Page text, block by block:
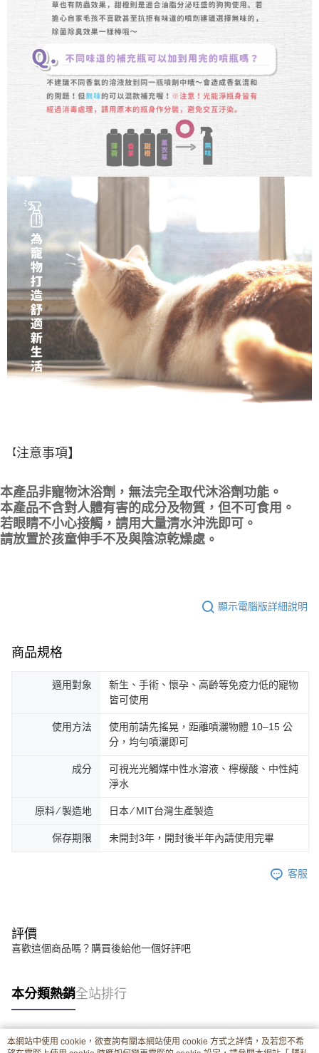
【注意事項】
本產品非寵物沐浴劑，無法完全取代沐浴劑功能。
本產品不含對人體有害的成分及物質，但不可食用 。
若眼睛不小心接觸，請用大量清水沖洗即可 。
請放置於孩童伸手不及與陰涼乾燥處。
顯示電腦版詳細說明
商品規格
適用對象
新生、手術、懷孕、高齡等免疫力低的寵物
皆可使用
使用方法
使用前請先搖晃，距離噴灑物體 10–15 公
分，均勻噴灑即可
成分
可視光光觸媒中性水溶液、檸檬酸、中性純
淨水
原料 ∕ 製造地 日本 ∕ MIT台灣生產製造
保存期限 未開封3年，開封後半年內請使用完畢
客服
評價
喜歡這個商品嗎？購買後給他一個好評吧
本分類熱銷全站排行
熱門標籤
本網站中使用 cookie，欲查詢有關本網站使用 cookie 方式之詳情，及若您不希